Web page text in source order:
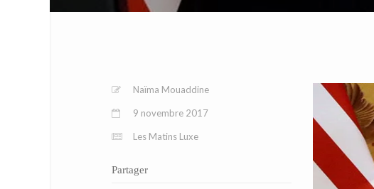
Naïma Mouaddine
9 novembre 2017
Les Matins Luxe
Partager